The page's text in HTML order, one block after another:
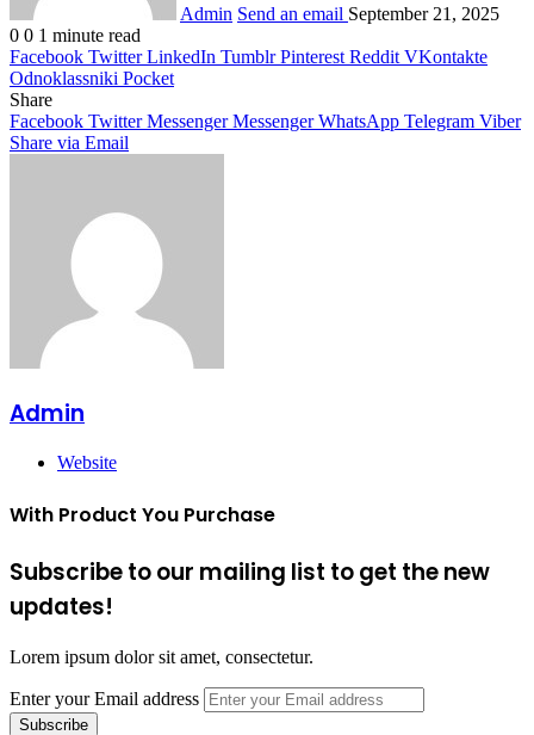
Admin Send an email September 21, 2025
0 0 1 minute read
Facebook Twitter LinkedIn Tumblr Pinterest Reddit VKontakte
Odnoklassniki Pocket
Share
Facebook Twitter Messenger Messenger WhatsApp Telegram Viber
Share via Email
Admin
Website
With Product You Purchase
Subscribe to our mailing list to get the new
updates!
Lorem ipsum dolor sit amet, consectetur.
Enter your Email address